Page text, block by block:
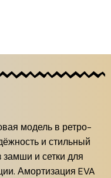
модель в ретро-
и стильный
и сетки для
Амортизация EVA